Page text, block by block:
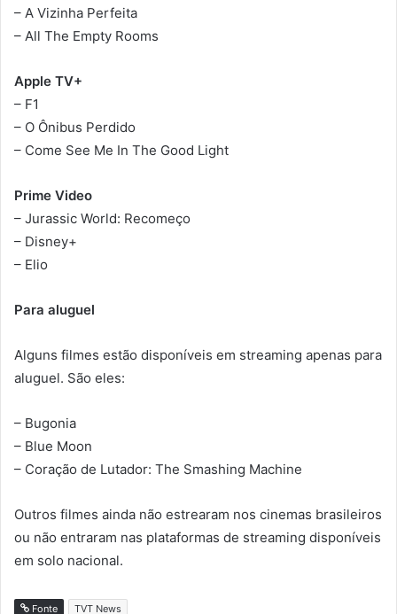
– A Vizinha Perfeita
– All The Empty Rooms
Apple TV+
– F1
– O Ônibus Perdido
– Come See Me In The Good Light
Prime Video
– Jurassic World: Recomeço
– Disney+
– Elio
Para aluguel
Alguns filmes estão disponíveis em streaming apenas para
aluguel. São eles:
– Bugonia
– Blue Moon
– Coração de Lutador: The Smashing Machine
Outros filmes ainda não estrearam nos cinemas brasileiros
ou não entraram nas plataformas de streaming disponíveis
em solo nacional.
Fonte TVT News